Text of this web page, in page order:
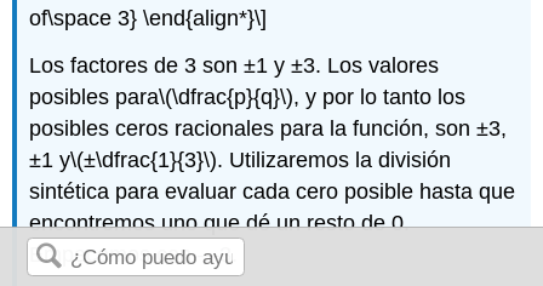
of\space 3} \end{align*}\]
Los factores de 3 son ±1 y ±3. Los valores
posibles para\(\dfrac{p}{q}\), y por lo tanto los
posibles ceros racionales para la función, son ±3,
±1 y\(±\dfrac{1}{3}\). Utilizaremos la división
sintética para evaluar cada cero posible hasta que
encontremos uno que dé un resto de 0.
Empecemos con —3.